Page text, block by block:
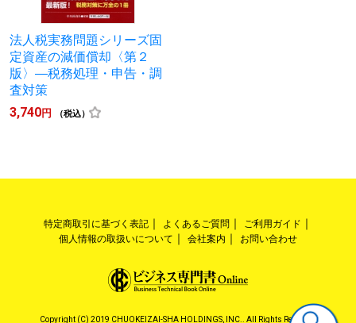
法人税実務問題シリーズ固
定資産の減価償却〈第２
版〉―税務処理・申告・調
査対策
3,740円 （税込）
特定商取引に基づく表記 よくあるご質問
ご利用ガイド
個人情報の取扱いについて
会社案内 お問い合わせ
Copyright (C) 2019 CHUOKEIZAI-SHA HOLDINGS, INC.. All Rights Reserved